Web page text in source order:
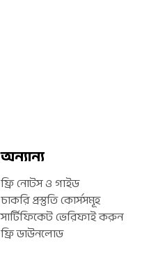
অন্যান্য
ফ্রি নোটস ও গাইড
চাকরি প্রস্তুতি কোর্সসমূহ
সার্টিফিকেট ভেরিফাই করুন
ফ্রি ডাউনলোড